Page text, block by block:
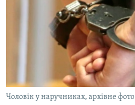
СПЕЦПРОЕКТИ
ДЕПОРТАЦІЯ
ВІДЕОУРОКИ «ELIFBE»
СВІДЧЕННЯ ОКУПАЦІЇ
УКРАЇНСЬКА ПРОБЛЕМА КРИМУ
ІНФОГРАФІКА
ЯК ОБІЙТИ БЛОКУВАННЯ
ДОЛУЧАЙСЯ!
Чоловік у наручниках, архівне фото